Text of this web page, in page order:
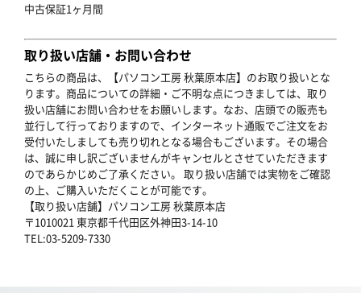
中古保証1ヶ月間
取り扱い店舗・お問い合わせ
こちらの商品は、【パソコン工房 秋葉原本店】のお取り扱いとな
ります。商品についての詳細・ご不明な点につきましては、取り
扱い店舗にお問い合わせをお願いします。なお、店頭での販売も
並行して行っておりますので、インターネット通販でご注文をお
受付いたしましても売り切れとなる場合もございます。その場合
は、誠に申し訳ございませんがキャンセルとさせていただきます
のであらかじめご了承ください。 取り扱い店舗では実物をご確認
の上、ご購入いただくことが可能です。
【取り扱い店舗】パソコン工房 秋葉原本店
〒1010021 東京都千代田区外神田3-14-10
TEL:03-5209-7330